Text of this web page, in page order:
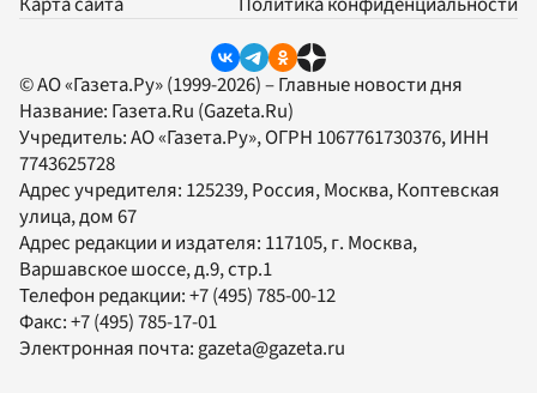
© АО «Газета.Ру» (1999-2026) – Главные новости дня
Название: Газета.Ru (Gazeta.Ru)
Учредитель:АО «Газета.Ру», ОГРН 1067761730376, ИНН
7743625728
Адрес учредителя: 125239, Россия, Москва, Коптевская
улица, дом 67
Адрес редакции и издателя: 117105, г. Москва,
Варшавское шоссе, д.9, стр.1
Телефон редакции:+7 (495) 785-00-12
Факс:+7 (495) 785-17-01
Электронная почта: gazeta@gazeta.ru